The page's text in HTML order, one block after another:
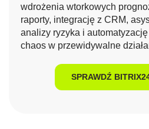
wdrożenia wtorkowych
raporty, integrację z CRM,
analizy ryzyka i
chaos w przewidywalne
SPRAWDŹ